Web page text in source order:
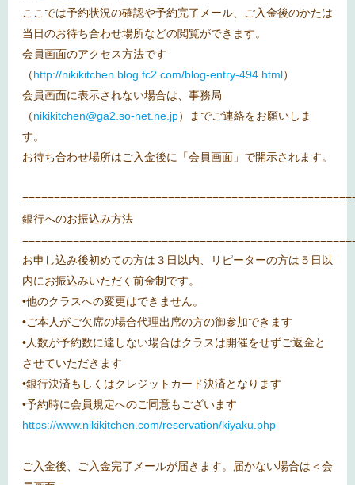
ここでは予約状況の確認や予約完了メール、ご入金後のかたは
当日のお待ち合わせ場所などの閲覧ができます。
会員画面のアクセス方法です
（http://nikikitchen.blog.fc2.com/blog-entry-494.html）
会員画面に表示されない場合は、事務局
（nikikitchen@ga2.so-net.ne.jp）までご連絡をお願いしま
す。
お待ち合わせ場所はご入金後に「会員画面」で開示されます。
銀行へのお振込み方法
お申し込み後初めての方は３日以内、リピーターの方は５日以
内にお振込みいただく前金制です。
•他のクラスへの変更はできません。
•ご本人がご欠席の場合代理出席の方の御参加できます
•人数が予約数に達しない場合はクラスは開催をせずご返金と
させていただきます
•銀行決済もしくはクレジットカード決済となります
•予約時に会員規定へのご同意もございます
https://www.nikikitchen.com/reservation/kiyaku.php
ご入金後、ご入金完了メールが届きます。届かない場合は＜会